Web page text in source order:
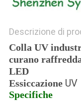
Descrizione di
Colla UV
curano
LED
EssiccazioneUV
Specifiche